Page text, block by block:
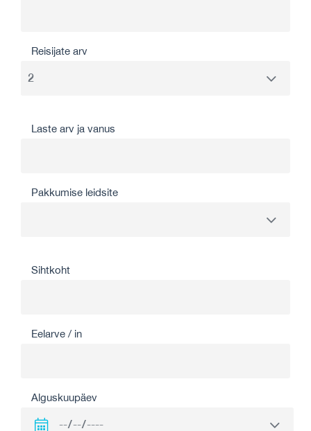
Reisijate arv
Laste arv ja vanus
Pakkumise leidsite
Sihtkoht
Eelarve / in
Alguskuupäev